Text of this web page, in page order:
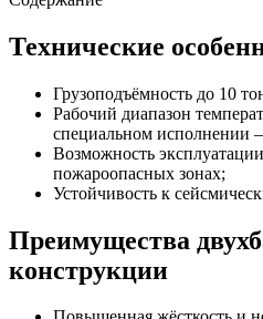
Технические
Грузоподъёмность до 10
Рабочий диапазон
специальном исполнении
Возможность
пожароопасных зонах;
Устойчивость к
Преимущества
конструкции